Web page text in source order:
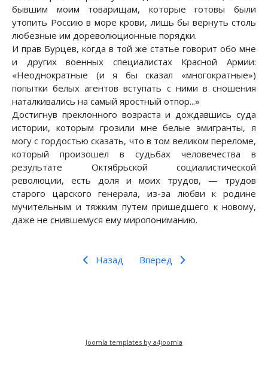
бывшим моим товарищам, которые готовы были
утопить Россию в море крови, лишь бы вернуть столь
любезные им дореволюционные порядки.
И прав Бурцев, когда в той же статье говорит обо мне
и других военных специалистах Красной Армии:
«Неоднократные (и я бы сказал «многократные»)
попытки белых агентов вступать с ними в сношения
наталкивались на самый яростный отпор...»
Достигнув преклонного возраста и дождавшись суда
истории, которым грозили мне белые эмигранты, я
могу с гордостью сказать, что в том великом переломе,
который произошел в судьбах человечества в
результате Октябрьской социалистической
революции, есть доля и моих трудов, — трудов
старого царского генерала, из-за любви к родине
мучительным и тяжким путем пришедшего к новому,
даже не снившемуся ему миропониманию.
Назад Вперед
Joomla templates by a4joomla